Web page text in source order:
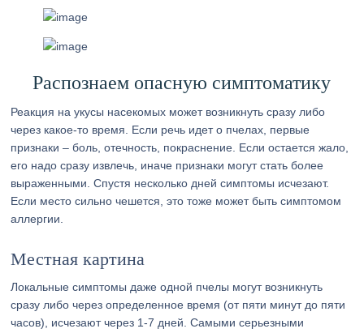
Распознаем опасную симптоматику
Реакция на укусы насекомых может возникнуть сразу либо
через какое-то время. Если речь идет о пчелах, первые
признаки – боль, отечность, покраснение. Если остается жало,
его надо сразу извлечь, иначе признаки могут стать более
выраженными. Спустя несколько дней симптомы исчезают.
Если место сильно чешется, это тоже может быть симптомом
аллергии.
Местная картина
Локальные симптомы даже одной пчелы могут возникнуть
сразу либо через определенное время (от пяти минут до пяти
часов), исчезают через 1-7 дней. Самыми серьезными